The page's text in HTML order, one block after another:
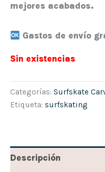
mejores acabados.
Gastos de envío
Sin existencias
Categorías: Surfskate
Etiqueta: surfskating
Descripción